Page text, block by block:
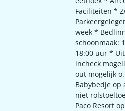
Faciliteiten *
week *
schoonmaak:
18:00 uur *
incheck
out mogelijk
Babybedje op
niet
Paco Resort